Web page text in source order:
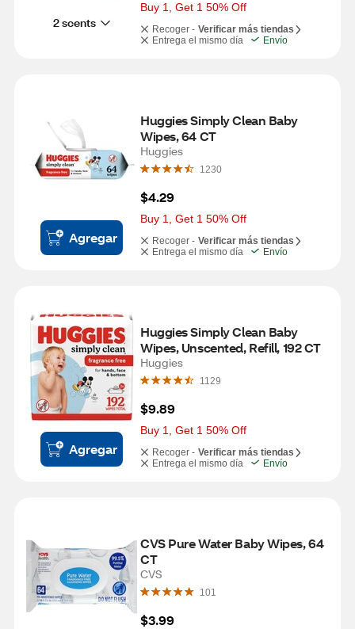
2 scents
Buy 1, Get 1 50% Off
Recoger - Verificar más tiendas
Entrega el mismo día
Envío
Agregar
Huggies Simply Clean Baby
Wipes, 64 CT
Huggies
1230
$4.29
Buy 1, Get 1 50% Off
Recoger - Verificar más tiendas
Entrega el mismo día
Envío
Agregar
Huggies Simply Clean Baby
Wipes, Unscented, Refill, 192 CT
Huggies
1129
$9.89
Buy 1, Get 1 50% Off
Recoger - Verificar más tiendas
Entrega el mismo día
Envío
CVS Pure Water Baby Wipes, 64
CT
CVS
101
$3.99